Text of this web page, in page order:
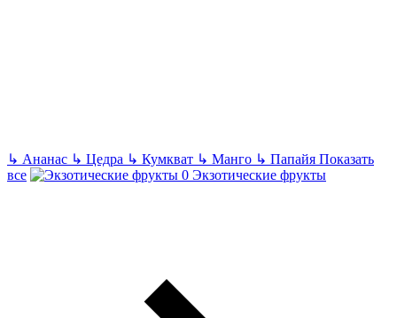
↳ Ананас ↳ Цедра ↳ Кумкват ↳ Манго ↳ Папайя Показать
все
Экзотические фрукты